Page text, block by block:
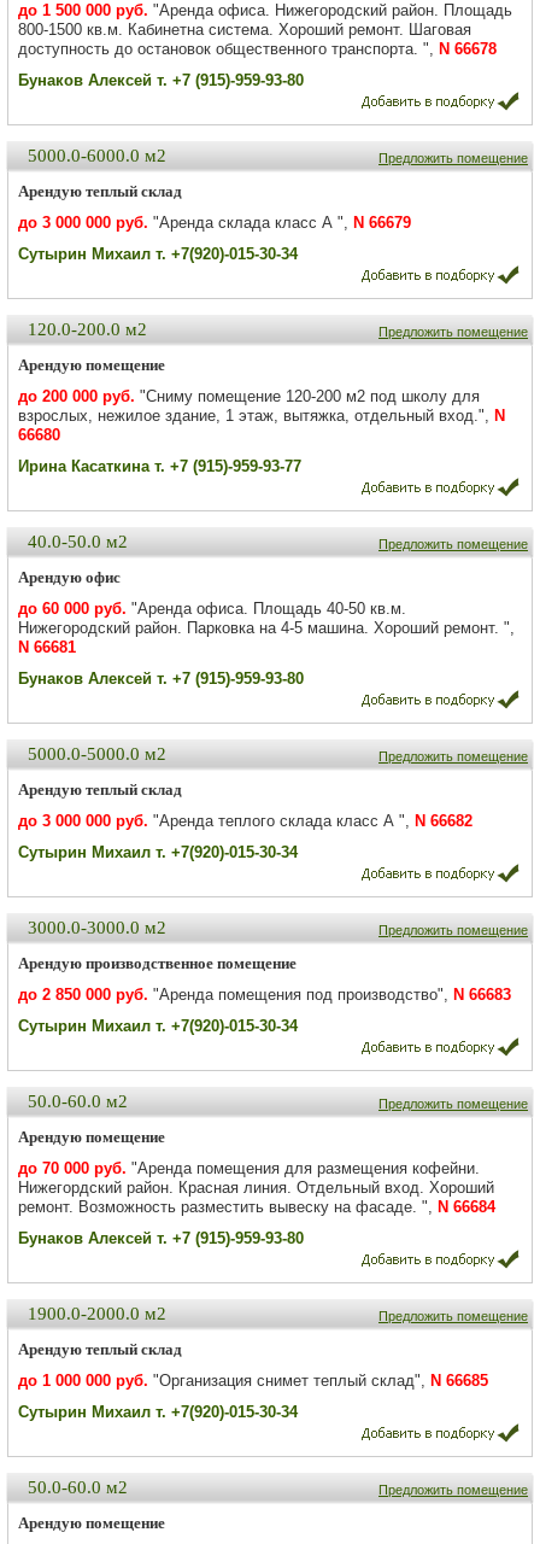
до 1 500 000 руб. "Аренда офиса. Нижегородский район. Площадь
800-1500 кв.м. Кабинетна система. Хороший ремонт. Шаговая
доступность до остановок общественного транспорта. ", N 66678
Бунаков Алексей т. +7 (915)-959-93-80
Предложить помещение
5000.0-6000.0 м2
Арендую теплый склад
до 3 000 000 руб. "Аренда склада класс А ", N 66679
Сутырин Михаил т. +7(920)-015-30-34
Предложить помещение
120.0-200.0 м2
Арендую помещение
до 200 000 руб. "Сниму помещение 120-200 м2 под школу для
взрослых, нежилое здание, 1 этаж, вытяжка, отдельный вход.", N
66680
Ирина Касаткина т. +7 (915)-959-93-77
Предложить помещение
40.0-50.0 м2
Арендую офис
до 60 000 руб. "Аренда офиса. Площадь 40-50 кв.м.
Нижегородский район. Парковка на 4-5 машина. Хороший ремонт. ",
N 66681
Бунаков Алексей т. +7 (915)-959-93-80
Предложить помещение
5000.0-5000.0 м2
Арендую теплый склад
до 3 000 000 руб. "Аренда теплого склада класс А ", N 66682
Сутырин Михаил т. +7(920)-015-30-34
Предложить помещение
3000.0-3000.0 м2
Арендую производственное помещение
до 2 850 000 руб. "Аренда помещения под производство", N 66683
Сутырин Михаил т. +7(920)-015-30-34
Предложить помещение
50.0-60.0 м2
Арендую помещение
до 70 000 руб. "Аренда помещения для размещения кофейни.
Нижегордский район. Красная линия. Отдельный вход. Хороший
ремонт. Возможность разместить вывеску на фасаде. ", N 66684
Бунаков Алексей т. +7 (915)-959-93-80
Предложить помещение
1900.0-2000.0 м2
Арендую теплый склад
до 1 000 000 руб. "Организация снимет теплый склад", N 66685
Сутырин Михаил т. +7(920)-015-30-34
Предложить помещение
50.0-60.0 м2
Арендую помещение